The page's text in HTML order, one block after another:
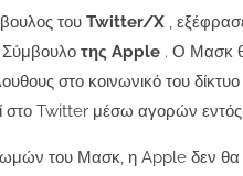
του Twitter/X ,
Σύμβουλο της Apple . Ο Μασκ
στο κοινωνικό του
στο Twitter μέσω αγορών
του Μασκ, η Apple δεν θα